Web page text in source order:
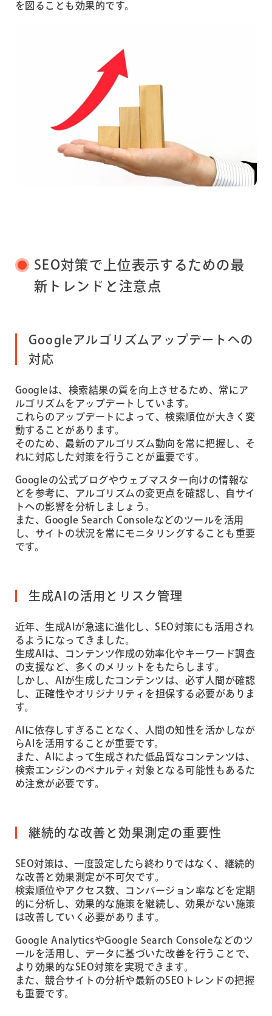
を図ることも効果的です。
SEO対策で上位表示するための最
新トレンドと注意点
Googleアルゴリズムアップデートへの
対応
Googleは、検索結果の質を向上させるため、常にア
ルゴリズムをアップデートしています。
これらのアップデートによって、検索順位が大きく変
動することがあります。
そのため、最新のアルゴリズム動向を常に把握し、そ
れに対応した対策を行うことが重要です。
Googleの公式ブログやウェブマスター向けの情報な
どを参考に、アルゴリズムの変更点を確認し、自サイ
トへの影響を分析しましょう。
また、Google Search Consoleなどのツールを活用
し、サイトの状況を常にモニタリングすることも重要
です。
生成AIの活用とリスク管理
近年、生成AIが急速に進化し、SEO対策にも活用され
るようになってきました。
生成AIは、コンテンツ作成の効率化やキーワード調査
の支援など、多くのメリットをもたらします。
しかし、AIが生成したコンテンツは、必ず人間が確認
し、正確性やオリジナリティを担保する必要がありま
す。
AIに依存しすぎることなく、人間の知性を活かしなが
らAIを活用することが重要です。
また、AIによって生成された低品質なコンテンツは、
検索エンジンのペナルティ対象となる可能性もあるた
め注意が必要です。
継続的な改善と効果測定の重要性
SEO対策は、一度設定したら終わりではなく、継続的
な改善と効果測定が不可欠です。
検索順位やアクセス数、コンバージョン率などを定期
的に分析し、効果的な施策を継続し、効果がない施策
は改善していく必要があります。
Google AnalyticsやGoogle Search Consoleなどのツ
ールを活用し、データに基づいた改善を行うことで、
より効果的なSEO対策を実現できます。
また、競合サイトの分析や最新のSEOトレンドの把握
も重要です。